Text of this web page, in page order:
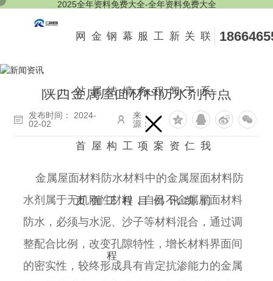
2025全年资料免费大全-全年资料免费大全
网
站
首
页
金
属
屋
面
钢
结
构
工
程
幕
墙
工
程
服
务
项
目
工
程
案
例
新
闻
资
讯
关
于
仁
凯
联
系
我
们
陕西金属屋面材料防水剂特点
发布时间： 2024-
02-02
来
源：
金属屋面材料防水材料中的金属屋面材料防
水剂属于无机刚性材料，自己不金属屋面材料
防水，必须与水泥、沙子等材料混合，通过调
整配合比例，改变孔隙特性，增长材料界面间
的密实性，较终形成具有肯定抗渗能力的金属